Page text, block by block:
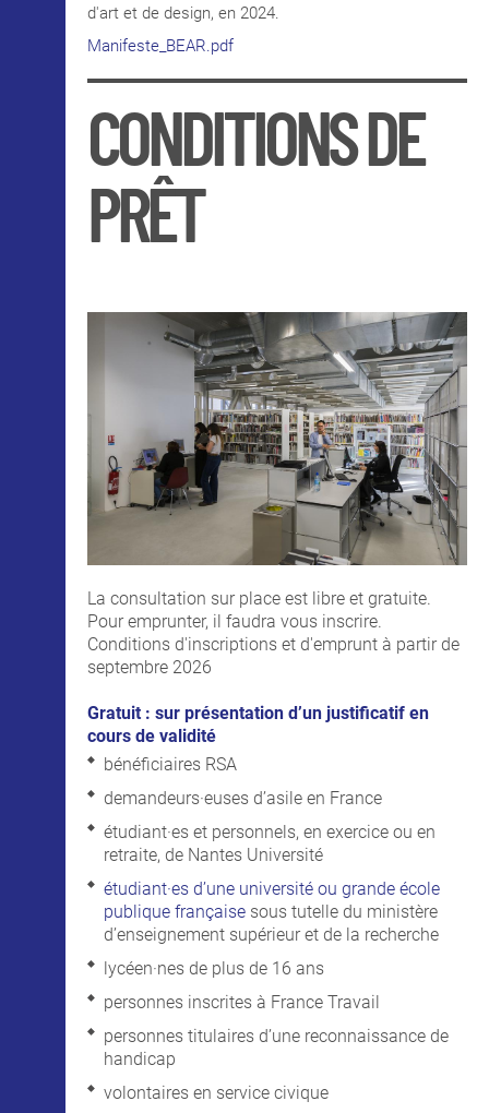
d'art et de design, en 2024.
Manifeste_BEAR.pdf
CONDITIONS DE
PRÊT
La consultation sur place est libre et gratuite.
Pour emprunter, il faudra vous inscrire.
Conditions d'inscriptions et d'emprunt à partir de
septembre 2026
Gratuit : sur présentation d’un justificatif en
cours de validité
bénéficiaires RSA
demandeurs·euses d’asile en France
étudiant·es et personnels, en exercice ou en
retraite, de Nantes Université
étudiant·es d’une université ou grande école
publique française sous tutelle du ministère
d’enseignement supérieur et de la recherche
lycéen·nes de plus de 16 ans
personnes inscrites à France Travail
personnes titulaires d’une reconnaissance de
handicap
volontaires en service civique